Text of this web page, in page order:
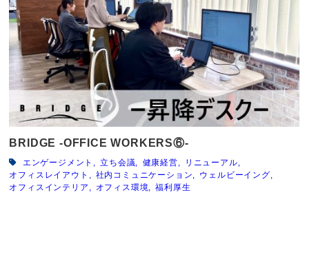
BRIDGE -OFFICE WORKERS⑥-
エンゲージメント 立ち会議 健康経営
リニューアル
オフィスレイアウト
社内コミュニケーション
ウェルビーイング
オフィスインテリア
オフィス環境 福利厚生